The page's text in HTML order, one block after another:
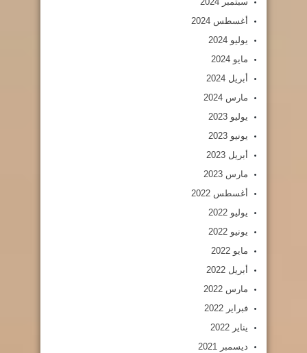
أغسطس 2024
يوليو 2024
مايو 2024
أبريل 2024
مارس 2024
يوليو 2023
يونيو 2023
أبريل 2023
مارس 2023
أغسطس 2022
يوليو 2022
يونيو 2022
مايو 2022
أبريل 2022
مارس 2022
فبراير 2022
يناير 2022
ديسمبر 2021